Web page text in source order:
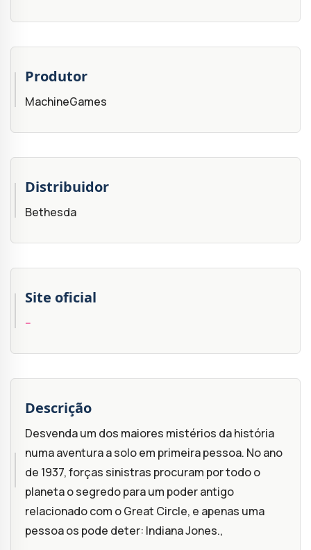
Produtor
MachineGames
Distribuidor
Bethesda
Site oficial
--
Descrição
Desvenda um dos maiores mistérios da história
numa aventura a solo em primeira pessoa. No ano
de 1937, forças sinistras procuram por todo o
planeta o segredo para um poder antigo
relacionado com o Great Circle, e apenas uma
pessoa os pode deter: Indiana Jones.,